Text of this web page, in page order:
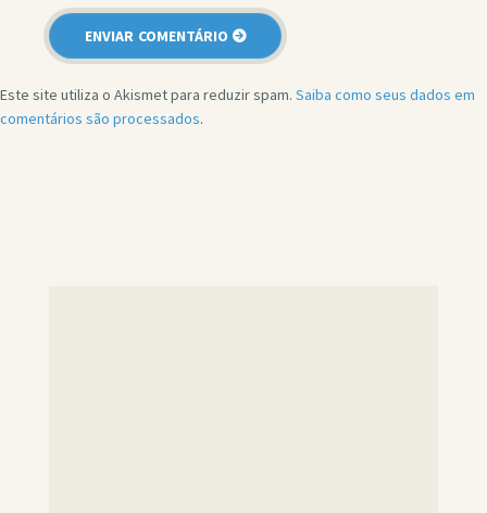
Este site utiliza o Akismet para reduzir spam. Saiba como seus dados em
comentários são processados.